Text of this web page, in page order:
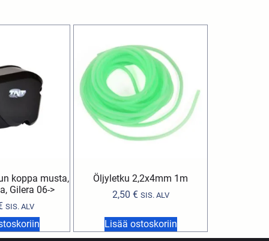
koppa musta,
Gilera 06->
SIS. ALV
Öljyletku 2,2x4mm 1m
2,50 € SIS. ALV
Lisää ostoskoriin